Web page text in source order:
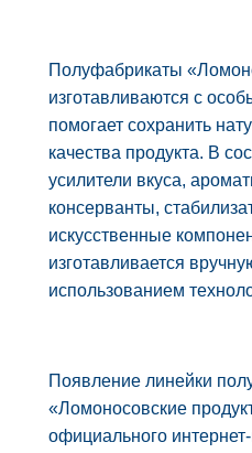
Полуфабрикаты
изготавливаются с
помогает сохранить
качества продукта. В
усилители вкуса,
консерванты,
искусственные
изготавливается
использованием
Появление линейки
«Ломоносовские
официального